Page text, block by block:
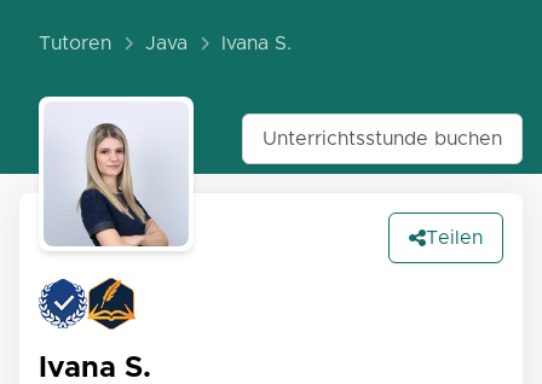
Tutoren Java Ivana S.
Unterrichtsstunde buchen
Teilen
Ivana S.